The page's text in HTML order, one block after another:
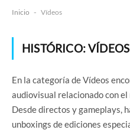
Inicio - Vídeos
HISTÓRICO:VÍDEOS
En la categoría de Vídeos
audiovisual relacionado con
Desde directos y gameplays,
unboxings de ediciones